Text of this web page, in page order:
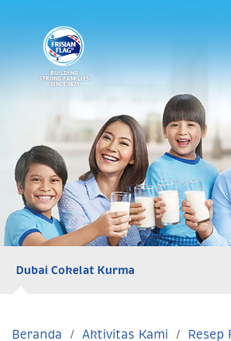
BUILDING
STRONG FAMILIES
SINCE 1871
Dubai Cokelat Kurma
Beranda Aktivitas Kami
Resep